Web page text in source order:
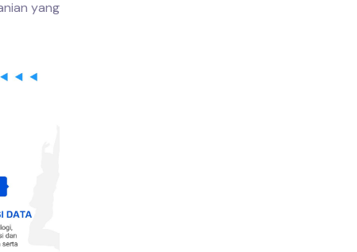
yang